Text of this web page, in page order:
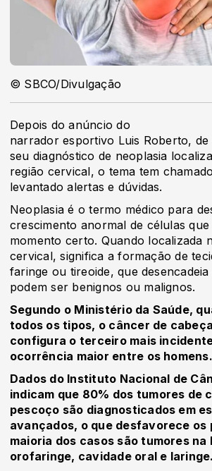
© SBCO/Divulgação
Depois do anúncio do
narrador esportivo Luis Roberto,
seu diagnóstico de neoplasia
região cervical, o tema tem
levantado alertas e dúvidas.
Neoplasia é o termo médico para
crescimento anormal de células
momento certo. Quando localizada
cervical, significa a formação de
faringe ou tireoide, que
podem ser benignos ou malignos.
Segundo o Ministério da Saúde,
todos os tipos, o câncer de
configura o terceiro mais
ocorrência maior entre os homens.
Dados do Instituto Nacional de
indicam que 80% dos tumores de
pescoço são diagnosticados em
avançados, o que desfavorece os
maioria dos casos são tumores
orofaringe, cavidade oral e laringe.